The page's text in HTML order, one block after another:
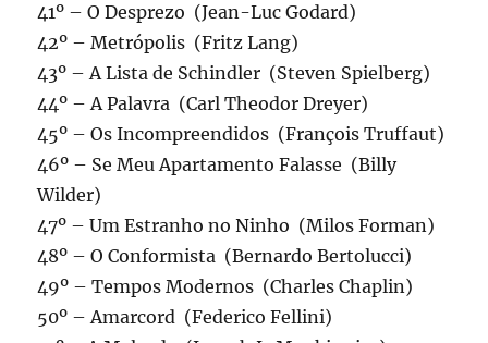
41º – O Desprezo (Jean-Luc Godard)
42º – Metrópolis (Fritz Lang)
43º – A Lista de Schindler (Steven Spielberg)
44º – A Palavra (Carl Theodor Dreyer)
45º – Os Incompreendidos (François Truffaut)
46º – Se Meu Apartamento Falasse (Billy
Wilder)
47º – Um Estranho no Ninho (Milos Forman)
48º – O Conformista (Bernardo Bertolucci)
49º – Tempos Modernos (Charles Chaplin)
50º – Amarcord (Federico Fellini)